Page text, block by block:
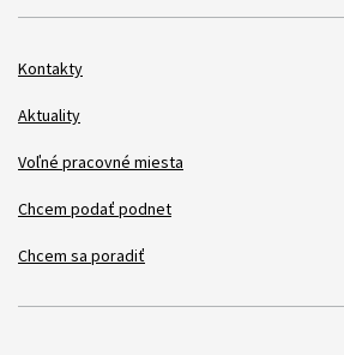
Kontakty
Aktuality
Voľné pracovné miesta
Chcem podať podnet
Chcem sa poradiť